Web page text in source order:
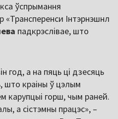
ўспрымання
«Трансперенси Інтэрнэшнл
падкрэслівае, што
год, а на пяць ці дзесяць
што краіны ў цэлым
карупцыі горш, чым раней.
а сістэмны працэс», –